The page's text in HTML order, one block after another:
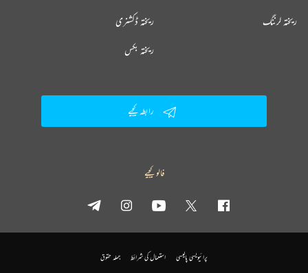
ریختہ ڈکشنری ریختہ لرننگ
ریختہ بکس
رابطہ کیجیے
فالو کیجیے
پرائیویسی پالیسی استعمال کی شرائط جملہ حقوق